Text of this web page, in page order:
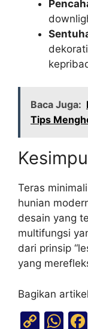
Baca Juga:
Tips
Teras
hunian
desain yang
multifungsi
dari prinsip
yang
Bagikan
C
W